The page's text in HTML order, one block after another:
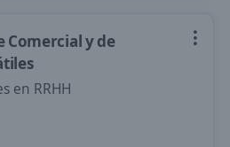
Comercial y de
en RRHH